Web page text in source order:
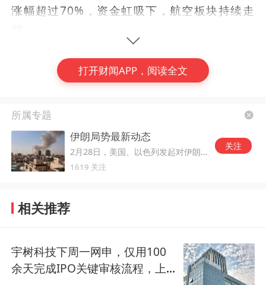
涨幅超过70%，资金虹吸下，航空板块持续走
机场航运的暴跌始于2026年2月初，受地缘冲
突扰动，霍尔木兹海峡原油运输受阻风险快速
运营总成本三分之一，国内航司很少利用燃油
套期保值锁定成本，测算显示油价每上行1
0%，三大航亏损幅度将抬升38%。兴业证券
地缘摩擦影响，4月航油出厂价较3月环比暴涨
75%，叠加燃油附加费上调500%，多重成本
作为应对，4月以来国内航司大幅上调燃油附
#IPO #长龙航空
打开财闻APP，阅读全文
所属专题
伊朗局势最新动态
2月28日，美国、以色列发起对伊朗的军事打击。
1619 关注
关注
相关推荐
宇树科技下周一网申，仅用100
余天完成IPO关键审核流程，上